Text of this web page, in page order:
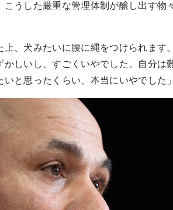
うした厳重な管理体制が醸し出す物
上、犬みたいに腰に縄をつけられます
しいし、すごくいやでした。自分は
と思ったくらい、本当にいやでした」